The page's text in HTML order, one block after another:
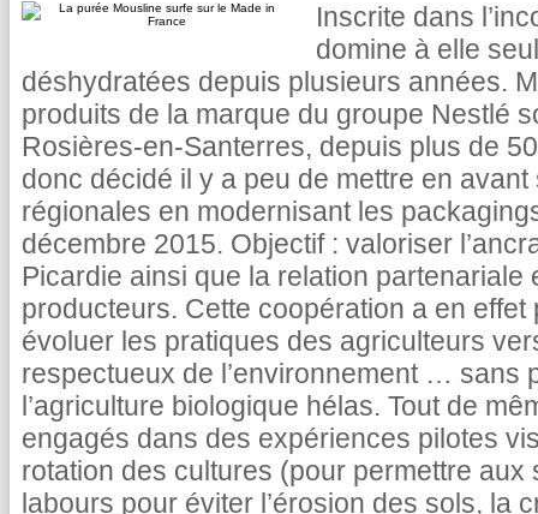
Inscrite dans
domine à elle
déshydratées depuis plusieurs années.
produits de la marque du groupe Nestlé
Rosières-en-Santerres, depuis plus de
donc décidé il y a peu de mettre en
régionales en modernisant les
décembre 2015. Objectif : valoriser
Picardie ainsi que la relation partenariale
producteurs. Cette coopération a en
évoluer les pratiques des agriculteurs
respectueux de l’environnement … sans
l’agriculture biologique hélas. Tout de
engagés dans des expériences pilotes
rotation des cultures (pour permettre
labours pour éviter l’érosion des sols, la